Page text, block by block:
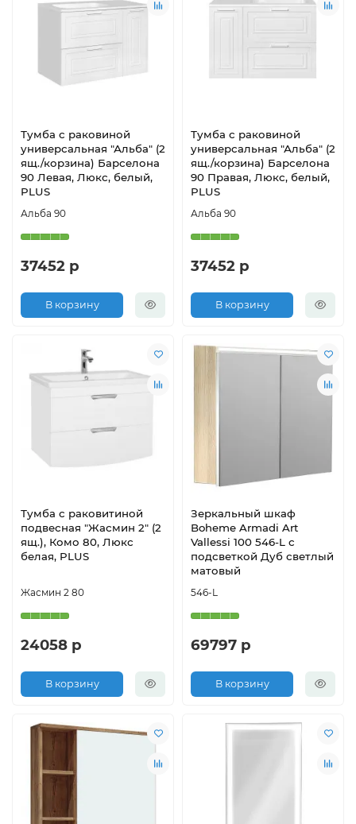
Тумба с раковиной
универсальная "Альба" (2
ящ./корзина) Барселона
90 Левая, Люкс, белый,
PLUS
Альба 90
37452 р
В корзину
Тумба с раковиной
универсальная "Альба" (2
ящ./корзина) Барселона
90 Правая, Люкс, белый,
PLUS
Альба 90
37452 р
В корзину
Тумба с раковитиной
подвесная "Жасмин 2" (2
ящ.), Комо 80, Люкс
белая, PLUS
Жасмин 2 80
24058 р
В корзину
Зеркальный шкаф
Boheme Armadi Art
Vallessi 100 546-L с
подсветкой Дуб светлый
матовый
546-L
69797 р
В корзину